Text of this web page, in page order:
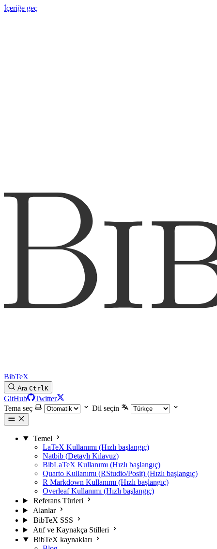
İçeriğe geç
BibTeX
Ara CtrlK
GitHub
Twitter
Tema seç
Dil seçin
Temel
LaTeX Kullanımı (Hızlı başlangıç)
Natbib (Detaylı Kılavuz)
BibLaTeX Kullanımı (Hızlı başlangıç)
Quarto Kullanımı (RStudio/Posit) (Hızlı başlangıç)
R Markdown Kullanımı (Hızlı başlangıç)
Overleaf Kullanımı (Hızlı başlangıç)
Referans Türleri
Alanlar
BibTeX SSS
Atıf ve Kaynakça Stilleri
BibTeX kaynakları